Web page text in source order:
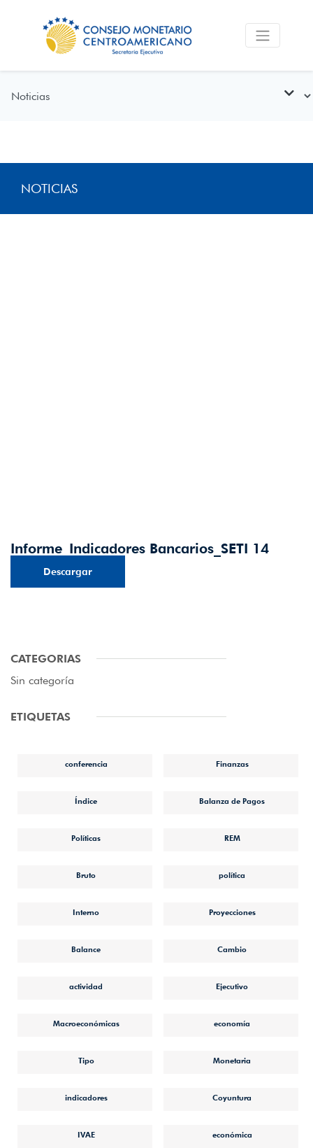
NOTICIAS
Informe_Indicadores Bancarios_SETI 14
Descargar
CATEGORIAS
Sin categoría
ETIQUETAS
conferencia Finanzas
Índice Balanza de Pagos
Políticas REM
Bruto política
Interno Proyecciones
Balance Cambio
actividad Ejecutivo
Macroeconómicas economía
Tipo Monetaria
indicadores Coyuntura
IVAE económica